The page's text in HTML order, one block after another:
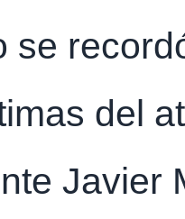
se
del
Javier